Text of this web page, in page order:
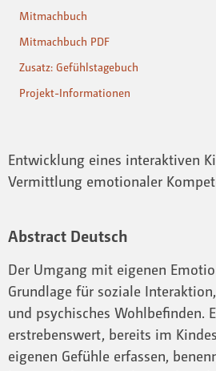
Mitmachbuch
Mitmachbuch PDF
Zusatz: Gefühlstagebuch
Projekt-Informationen
Entwicklung eines interaktiven
Vermittlung emotionaler
Abstract Deutsch
Der Umgang mit eigenen
Grundlage für soziale
und psychisches Wohlbefinden.
erstrebenswert, bereits im
eigenen Gefühle erfassen,